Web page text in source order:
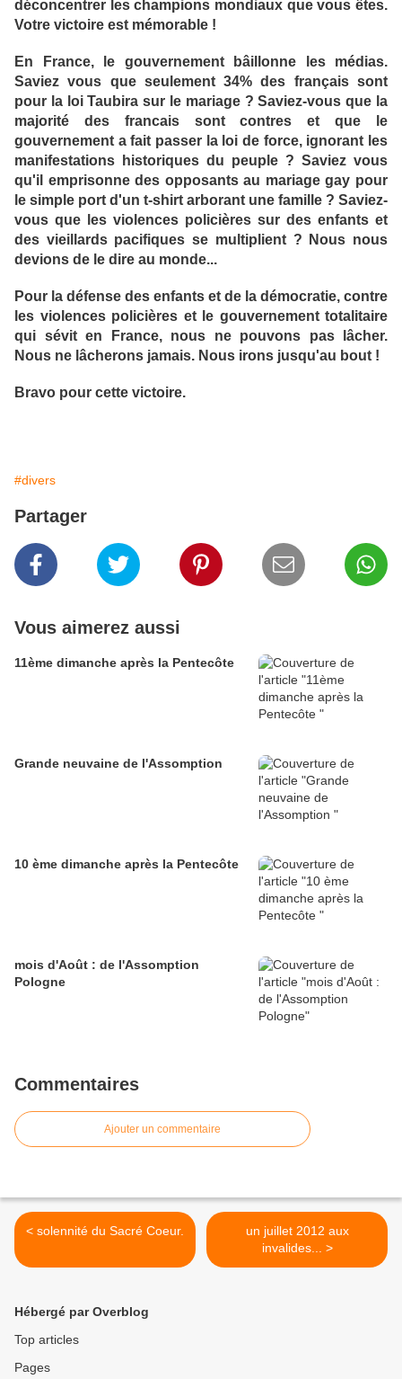
déconcentrer les champions mondiaux que vous êtes.
Votre victoire est mémorable !
En France, le gouvernement bâillonne les médias.
Saviez vous que seulement 34% des français sont
pour la loi Taubira sur le mariage ? Saviez-vous que la
majorité des francais sont contres et que le
gouvernement a fait passer la loi de force, ignorant les
manifestations historiques du peuple ? Saviez vous
qu'il emprisonne des opposants au mariage gay pour
le simple port d'un t-shirt arborant une famille ? Saviez-
vous que les violences policières sur des enfants et
des vieillards pacifiques se multiplient ? Nous nous
devions de le dire au monde...
Pour la défense des enfants et de la démocratie, contre
les violences policières et le gouvernement totalitaire
qui sévit en France, nous ne pouvons pas lâcher.
Nous ne lâcherons jamais. Nous irons jusqu'au bout !
Bravo pour cette victoire.
#divers
Partager
Vous aimerez aussi
11ème dimanche après la Pentecôte
Grande neuvaine de l'Assomption
10 ème dimanche après la Pentecôte
mois d'Août : de l'Assomption
Pologne
Commentaires
Ajouter un commentaire
< solennité du Sacré Coeur.
un juillet 2012 aux
invalides... >
Hébergé par Overblog
Top articles
Pages